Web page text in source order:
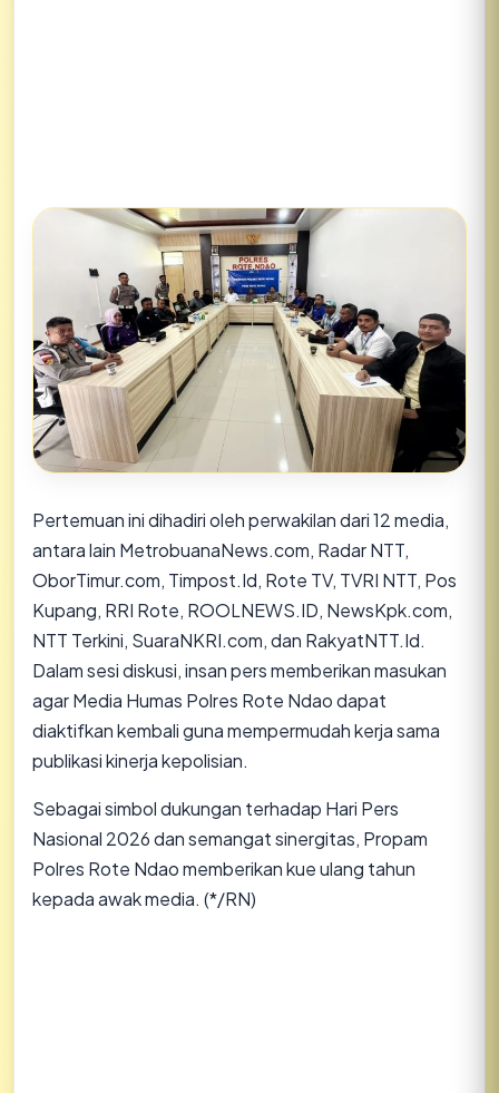
​Pertemuan ini dihadiri oleh perwakilan dari 12 media,
antara lain MetrobuanaNews.com, Radar NTT,
OborTimur.com, Timpost.Id, Rote TV, TVRI NTT, Pos
Kupang, RRI Rote, ROOLNEWS.ID, NewsKpk.com,
NTT Terkini, SuaraNKRI.com, dan RakyatNTT.Id.
Dalam sesi diskusi, insan pers memberikan masukan
agar Media Humas Polres Rote Ndao dapat
diaktifkan kembali guna mempermudah kerja sama
publikasi kinerja kepolisian.
​Sebagai simbol dukungan terhadap Hari Pers
Nasional 2026 dan semangat sinergitas, Propam
Polres Rote Ndao memberikan kue ulang tahun
kepada awak media. (*/RN)